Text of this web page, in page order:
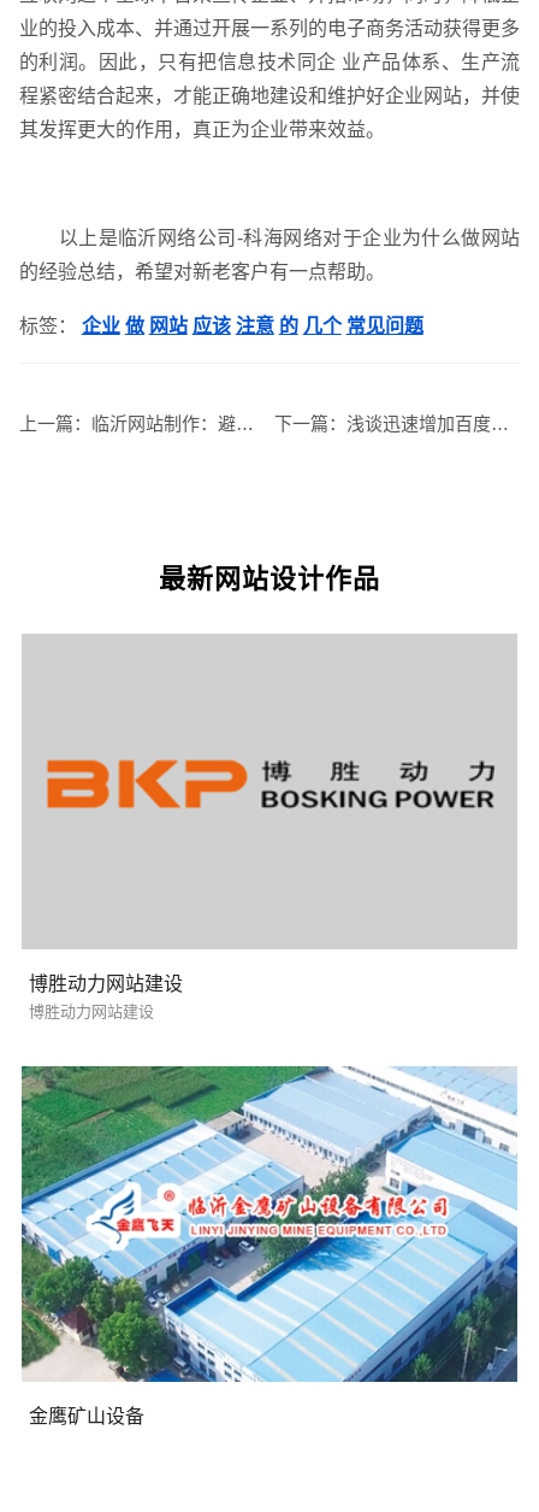
业的投入成本、并通过开展一系列的电子商务活动获得更多
的利润。因此，只有把信息技术同企 业产品体系、生产流
程紧密结合起来，才能正确地建设和维护好企业网站，并使
其发挥更大的作用，真正为企业带来效益。
以上是临沂网络公司-科海网络对于企业为什么做网站
的经验总结，希望对新老客户有一点帮助。
标签： 企业 做 网站 应该 注意 的 几个 常见问题
上一篇： 临沂网站制作：避免网站友情链接交换的盲区及 下一篇：浅谈迅速增加百度排名的诀窍
最新网站设计作品
博胜动力网站建设
博胜动力网站建设
金鹰矿山设备
英文及多语言网站建设 · 微信小程序开发 ·
您的预算 1万以内 1万-3万 3万-5万
需要方案后报价